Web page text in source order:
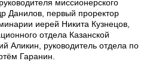
миссионерского
Данилов, первый проректор
иерей Никита Кузнецов,
отдела Казанской
Аликин, руководитель отдела по
Гаранин.